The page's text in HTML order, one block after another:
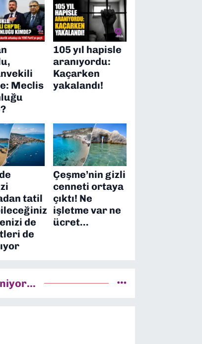
Meclis
105 yıl hapisle
aranıyordu:
Kaçarken
yakalandı!
tatil
de
de
Çeşme’nin gizli
cenneti ortaya
çıktı! Ne
işletme var ne
ücret…